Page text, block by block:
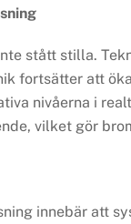
stått stilla.
fortsätter att
nivåerna i
vilket gör
innebär att